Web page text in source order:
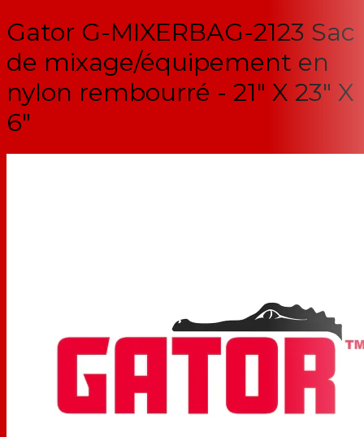
Gator G-MIXERBAG-2123 Sac
de mixage/équipement en
nylon rembourré - 21" X 23" X
6"